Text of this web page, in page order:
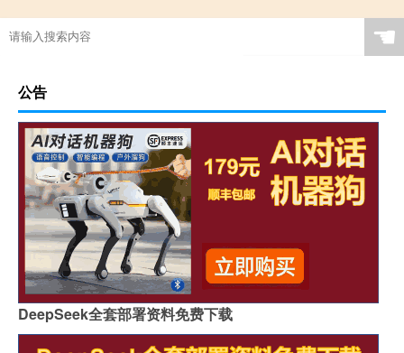
☚
公告
DeepSeek全套部署资料免费下载